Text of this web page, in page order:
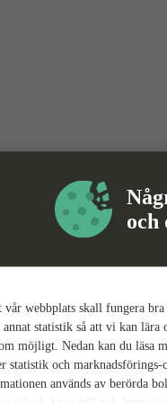
och
webbplats skall fungera
statistik så att vi kan lära
möjligt. Nedan kan du läsa
statistik och
används av berörda